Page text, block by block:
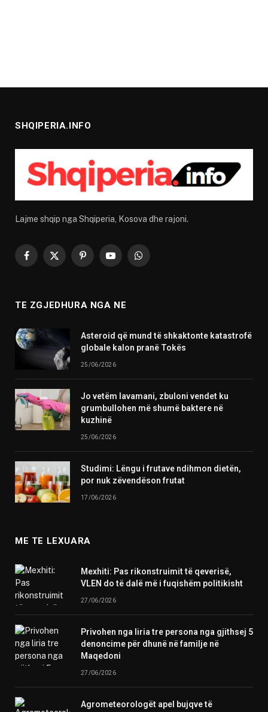
SHQIPERIA.INFO
Lajme shqip nga Shqiperia, Kosova dhe rajoni.
Facebook
X
PinterestYouTubeWhatsApp
TE ZGJEDHURA NGA NE
Asteroid që mund të shkaktonte katastrofë
globale kalon pranë Tokës
25/06/2026
Jo vetëm lavamani, zbuloni vendet ku
grumbullohen më shumë baktere në
kuzhinë
25/06/2026
Studimi: Lëngu i frutave ndihmon dietën,
por nuk zëvendëson frutat
17/06/2026
ME TE LEXUARA
Mexhiti: Pas rikonstruimit të qeverisë,
VLEN do të dalë më i fuqishëm politikisht
27/06/2026
Privohen nga liria tre persona nga gjithsej 5
denoncime për dhunë në familje në
Maqedoni
27/06/2026
Agrometeorologët apel bujqve të